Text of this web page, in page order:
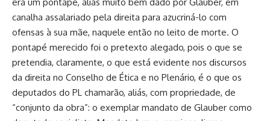
canalha assalariado pela direita para azucriná-lo com
ofensas à sua mãe, naquele então no leito de morte. O
pontapé merecido foi o pretexto alegado, pois o que se
pretendia, claramente, o que está evidente nos discursos
da direita no Conselho de Ética e no Plenário, é o que os
deputados do PL chamarão, aliás, com propriedade, de
“conjunto da obra”: o exemplar mandato de Glauber como